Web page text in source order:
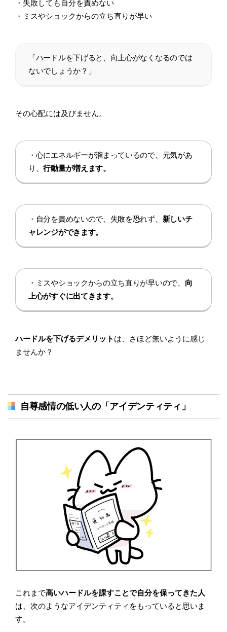
・失敗しても自分を責めない
・ミスやショックからの立ち直りが早い
「ハードルを下げると、向上心がなくなるのでは
ないでしょうか？」
その心配には及びません。
・心にエネルギーが溜まっているので、元気があ
り、行動量が増えます。
・自分を責めないので、失敗を恐れず、 新しいチ
ャレンジができます。
・ミスやショックからの立ち直りが早いので、 向
上心がすぐに出てきます。
ハードルを下げるデメリット は、さほど無いように感じ
ませんか？
自尊感情の低い人の「アイデンティティ」
これまで高いハードルを課すことで自分を保ってきた人
は、次のようなアイデンティティをもっていると思いま
す。